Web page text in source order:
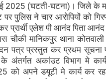
2025 (घटती-घटना)। जिले के
पर पुलिस ने चार आरोपियों को
प्रार्थी एलेश पी आनंद पिता आनंद
चौकी मानिकपुर थाना
पत्र प्रस्तुत कर प्रथम सूचना
अंतर्गत अकांउट विभाग मे
को अपने डयूटी मे कार्य कर